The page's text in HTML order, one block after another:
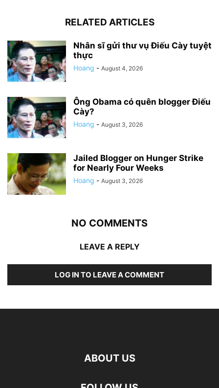
RELATED ARTICLES
Nhân sĩ gửi thư vụ Điếu Cày tuyệt
thực
Hoang - August 4, 2026
Ông Obama có quên blogger Điếu
Cày?
Hoang - August 3, 2026
Jailed Blogger on Hunger Strike
for Nearly Four Weeks
Hoang - August 3, 2026
NO COMMENTS
LEAVE A REPLY
LOG IN TO LEAVE A COMMENT
ABOUT US